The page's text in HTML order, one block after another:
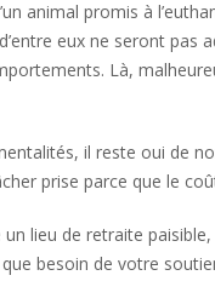
animal promis à
eux ne seront
Là,
il reste oui de
prise parce que le
lieu de retraite
besoin de votre